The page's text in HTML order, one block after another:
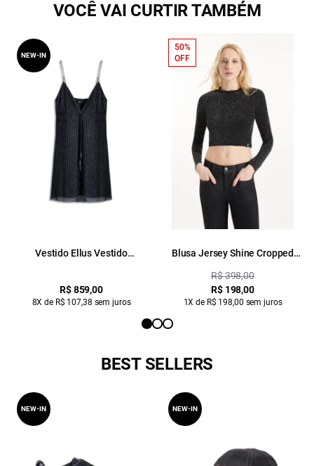
VOCÊ VAI CURTIR TAMBÉM
Vestido Ellus Vestido
R$ 859,00
8X de R$ 107,38 sem juros
NEW-IN
Blusa Jersey Shine Cropped
R$ 398,00
R$ 198,00
1X de R$ 198,00 sem juros
50%
OFF
BEST SELLERS
NEW-IN NEW-IN